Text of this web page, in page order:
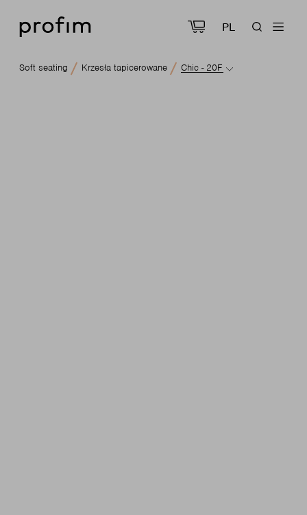
PL
Soft seating Krzesła tapicerowane Chic - 20F